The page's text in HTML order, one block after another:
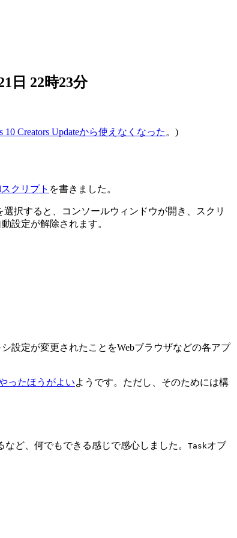
日 22時23分
10 Creators Updateから使えなくなった 。)
クリプト を書きました。
択すると、コンソールウィンドウが開き、スクリ
設定が解除されます。
設定が変更されたことをWebブラウザなどの各アプ
ったほうがよいようです。ただし、そのためには構
ど、何でもできる感じで感心しました。 Taskオブ